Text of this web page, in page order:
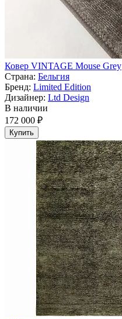
Ковер VINTAGE Mouse Grey
Страна: Бельгия
Бренд: Limited Edition
Дизайнер: Ltd Design
В наличии
172 000 ₽
Купить